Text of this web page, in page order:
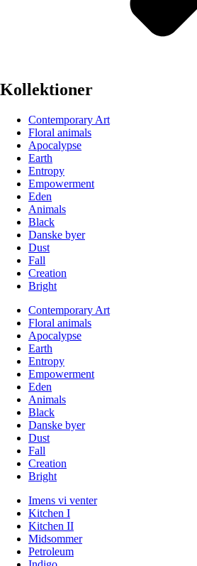
Kollektioner
Contemporary Art
Floral animals
Apocalypse
Earth
Entropy
Empowerment
Eden
Animals
Black
Danske byer
Dust
Fall
Creation
Bright
Contemporary Art
Floral animals
Apocalypse
Earth
Entropy
Empowerment
Eden
Animals
Black
Danske byer
Dust
Fall
Creation
Bright
Imens vi venter
Kitchen I
Kitchen II
Midsommer
Petroleum